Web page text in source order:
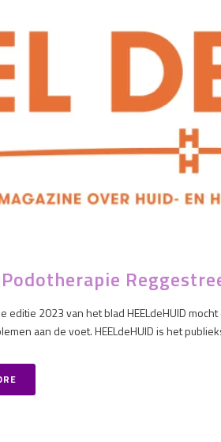
editie 2023 van het blad HEELdeHUID
aan de voet. HEELdeHUID is het